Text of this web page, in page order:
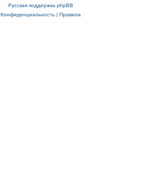
Русская поддержка phpBB
Конфиденциальность| Правила